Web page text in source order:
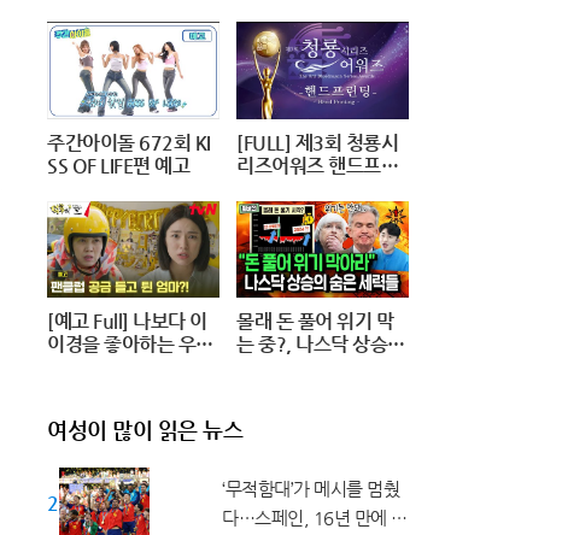
1번타자' 보셨나요?
10 #2024파리올림픽
#양궁 #다큐 #shorts
#240724저녁7시40
분 #KBS1TV
주간아이돌 672회 KI
SS OF LIFE편 예고
[FULL] 제3회 청룡시
리즈어워즈 핸드프린
gon Series Awards
Handprinting @ 20
240625
[예고 Full] 나보다 이
이경을 좋아하는 우리
몰래 돈 풀어 위기 막
는 중?, 나스닥 상승의
여성이 많이 읽은 뉴스
20대 ↓
‘무적함대’가 메시를 멈췄
다…스페인, 16년 만에 월